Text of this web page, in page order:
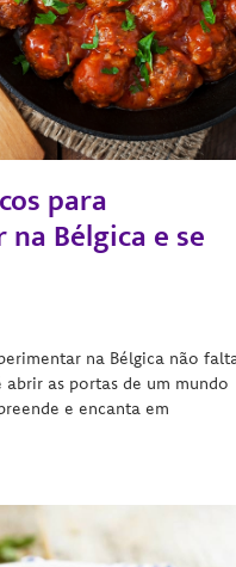
para
Bélgica e se
na Bélgica não
abrir as portas de um mundo
e encanta em